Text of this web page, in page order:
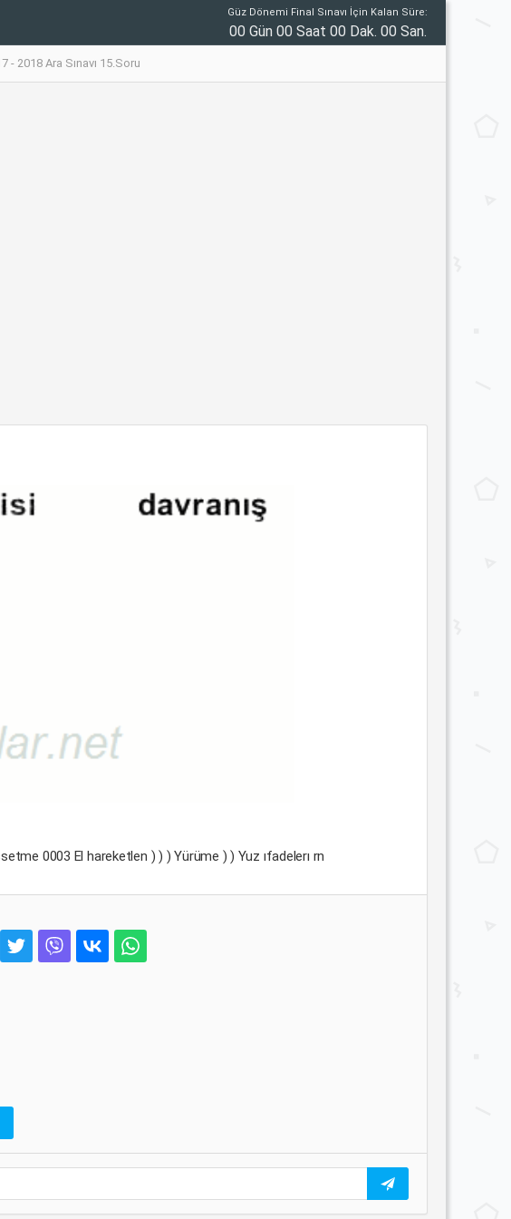
Güz Dönemi Final Sınavı İçin Kalan Süre:
00 Gün 00 Saat 00 Dak. 00 San.
- 2018 Ara Sınavı 15.Soru
0003 El hareketlen ) ) ) Yürüme ) ) Yuz ıfadelerı rn